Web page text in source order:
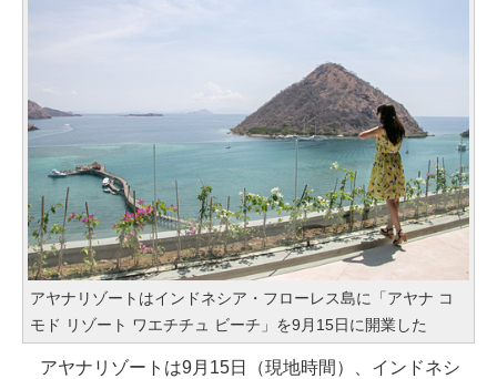
アヤナリゾートはインドネシア・フローレス島に「アヤナ コ
モド リゾート ワエチチュ ビーチ」を9月15日に開業した
アヤナリゾートは9月15日（現地時間）、インドネシ